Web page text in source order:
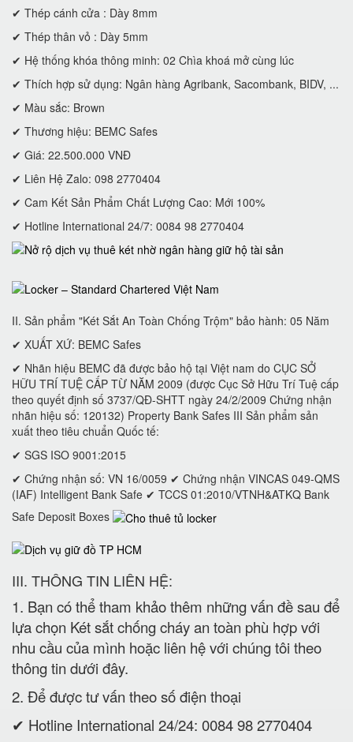
✔ Thép cánh cửa : Dày 8mm
✔ Thép thân vỏ : Dày 5mm
✔ Hệ thống khóa thông minh: 02 Chìa khoá mở cùng lúc
✔ Thích hợp sử dụng: Ngân hàng Agribank, Sacombank, BIDV, ...
✔ Màu sắc: Brown
✔ Thương hiệu: BEMC Safes
✔ Giá: 22.500.000 VNĐ
✔ Liên Hệ Zalo: 098 2770404
✔ Cam Kết Sản Phẩm Chất Lượng Cao: Mới 100%
✔ Hotline International 24/7: 0084 98 2770404
II. Sản phẩm "Két Sắt An Toàn Chống Trộm" bảo hành: 05 Năm
✔ XUẤT XỨ: BEMC Safes
✔ Nhãn hiệu BEMC đã được bảo hộ tại Việt nam do CỤC SỞ
HỮU TRÍ TUỆ CẤP TỪ NĂM 2009 (được Cục Sở Hữu Trí Tuệ cấp
theo quyết định số 3737/QĐ-SHTT ngày 24/2/2009 Chứng nhận
nhãn hiệu số: 120132) Property Bank Safes III Sản phẩm sản
xuất theo tiêu chuẩn Quốc tế:
✔ SGS ISO 9001:2015
✔ Chứng nhận số: VN 16/0059 ✔ Chứng nhận VINCAS 049-QMS
(IAF) Intelligent Bank Safe ✔ TCCS 01:2010/VTNH&ATKQ Bank
Safe Deposit Boxes
III. THÔNG TIN LIÊN HỆ:
1. Bạn có thể tham khảo thêm những vấn đề sau để
lựa chọn Két sắt chống cháy an toàn phù hợp với
nhu cầu của mình hoặc liên hệ với chúng tôi theo
thông tin dưới đây.
2. Để được tư vấn theo số điện thoại
✔ Hotline International 24/24: 0084 98 2770404